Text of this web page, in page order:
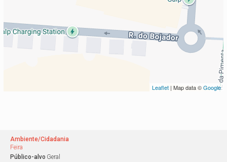
Leaflet | Map data ©Google
Ambiente/Cidadania
Feira
Público-alvo Geral